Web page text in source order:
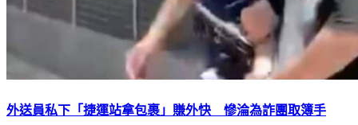
外送員私下「捷運站拿包裹」賺外快 慘淪為詐團取簿手